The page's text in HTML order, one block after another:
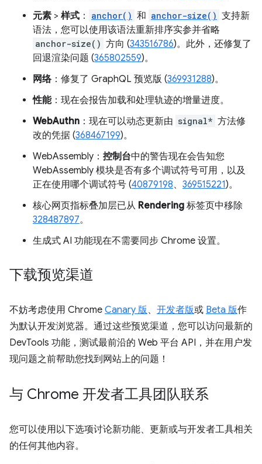
元素 > 样式 ： anchor() 和 anchor-size() 支持新
语法，您可以使用该语法重新排序实参并省略
anchor-size() 方向 (343516786)。此外，还修复了
回退渲染问题 (365802559)。
网络：修复了 GraphQL 预览版 (369931288)。
性能：现在会报告加载和处理轨迹的增量进度。
WebAuthn ：现在可以动态更新由 signal* 方法修
改的凭据 (368467199)。
WebAssembly： 控制台中的警告现在会告知您
WebAssembly 模块是否有多个调试符号可用，以及
正在使用哪个调试符号 (40879198、 369515221)。
核心网页指标叠加层已从 Rendering 标签页中移除
328487897。
生成式 AI 功能现在不需要同步 Chrome 设置。
下载预览渠道
不妨考虑使用 Chrome Canary 版、 开发者版或 Beta 版作
为默认开发浏览器。通过这些预览渠道，您可以访问最新的
DevTools 功能，测试最前沿的 Web 平台 API，并在用户发
现问题之前帮助您找到网站上的问题！
与 Chrome 开发者工具团队联系
您可以使用以下选项讨论新功能、更新或与开发者工具相关
的任何其他内容。